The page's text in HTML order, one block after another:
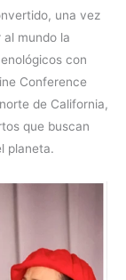
una vez
mundo la
con
Conference
de California,
que buscan
planeta.